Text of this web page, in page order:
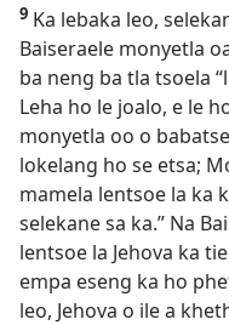
9 Ka lebaka leo,
Baiseraele monyetla
ba neng ba tla tsoela
Leha ho le joalo, e le
monyetla oo o
lokelang ho se etsa;
mamela lentsoe la ka
selekane sa ka.” Na
lentsoe la Jehova ka
empa eseng ka ho
leo, Jehova o ile a